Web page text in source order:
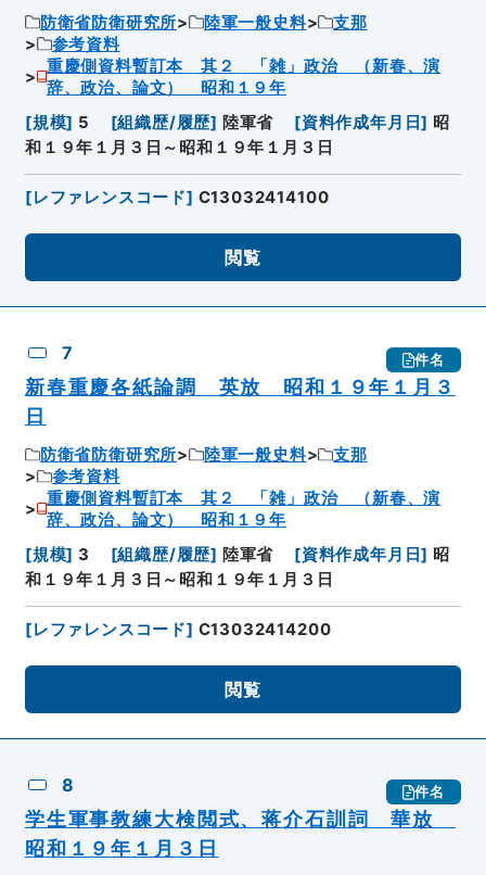
防衛省防衛研究所 陸軍一般史料
支那
参考資料
重慶側資料暫訂本 其２ 「雑」政治 （新春、演
辞、政治、論文） 昭和１９年
[規模] 5 [組織歴/履歴] 陸軍省 [資料作成年月日] 昭
和１９年１月３日～昭和１９年１月３日
[レファレンスコード] C13032414100
閲覧
7 件名
新春重慶各紙論調 英放 昭和１９年１月３
日
防衛省防衛研究所 陸軍一般史料
支那
参考資料
重慶側資料暫訂本 其２ 「雑」政治 （新春、演
辞、政治、論文） 昭和１９年
[規模] 3 [組織歴/履歴] 陸軍省 [資料作成年月日] 昭
和１９年１月３日～昭和１９年１月３日
[レファレンスコード] C13032414200
閲覧
8 件名
学生軍事教練大検閲式、蒋介石訓詞 華放
昭和１９年１月３日